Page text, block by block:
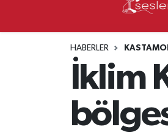
HABERLER
İklim
Son Dakika Haberleri
Haber Arşivi